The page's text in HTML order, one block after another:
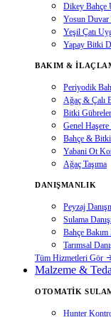
Dikey Bahçe
Yosun Duvar
Yeşil Çatı
Yapay Bitki
BAKIM &
Periyodik
Ağaç & Çalı
Bitki
Genel
Bahçe &
Yabani Ot
Ağaç Taşıma
DANIŞMANLIK
Peyzaj
Sulama
Bahçe Bakım
Tarımsal
Tüm Hizmetleri Gör
Malzeme &
OTOMATIK
Hunter